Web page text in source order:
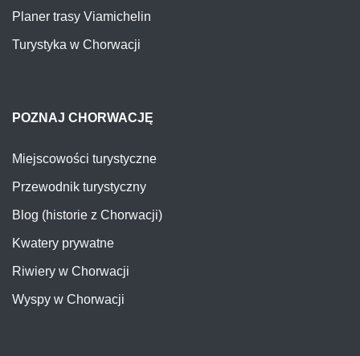
Planer trasy Viamichelin
Turystyka w Chorwacji
POZNAJ CHORWACJĘ
Miejscowości turystyczne
Przewodnik turystyczny
Blog (historie z Chorwacji)
Kwatery prywatne
Riwiery w Chorwacji
Wyspy w Chorwacji